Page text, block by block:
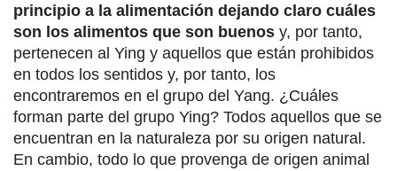
principio a la alimentación dejando claro cuáles
son los alimentos que son buenos y, por tanto,
pertenecen al Ying y aquellos que están prohibidos
en todos los sentidos y, por tanto, los
encontraremos en el grupo del Yang. ¿Cuáles
forman parte del grupo Ying? Todos aquellos que se
encuentran en la naturaleza por su origen natural.
En cambio, todo lo que provenga de origen animal